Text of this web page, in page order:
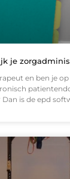
je
en ben je
is de epd